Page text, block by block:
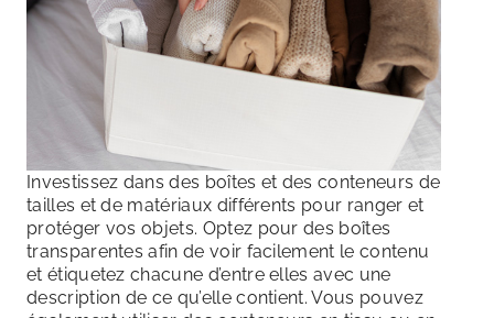
Investissez dans des boîtes et des conteneurs de
tailles et de matériaux différents pour ranger et
protéger vos objets. Optez pour des boîtes
transparentes afin de voir facilement le contenu
et étiquetez chacune d’entre elles avec une
description de ce qu’elle contient. Vous pouvez